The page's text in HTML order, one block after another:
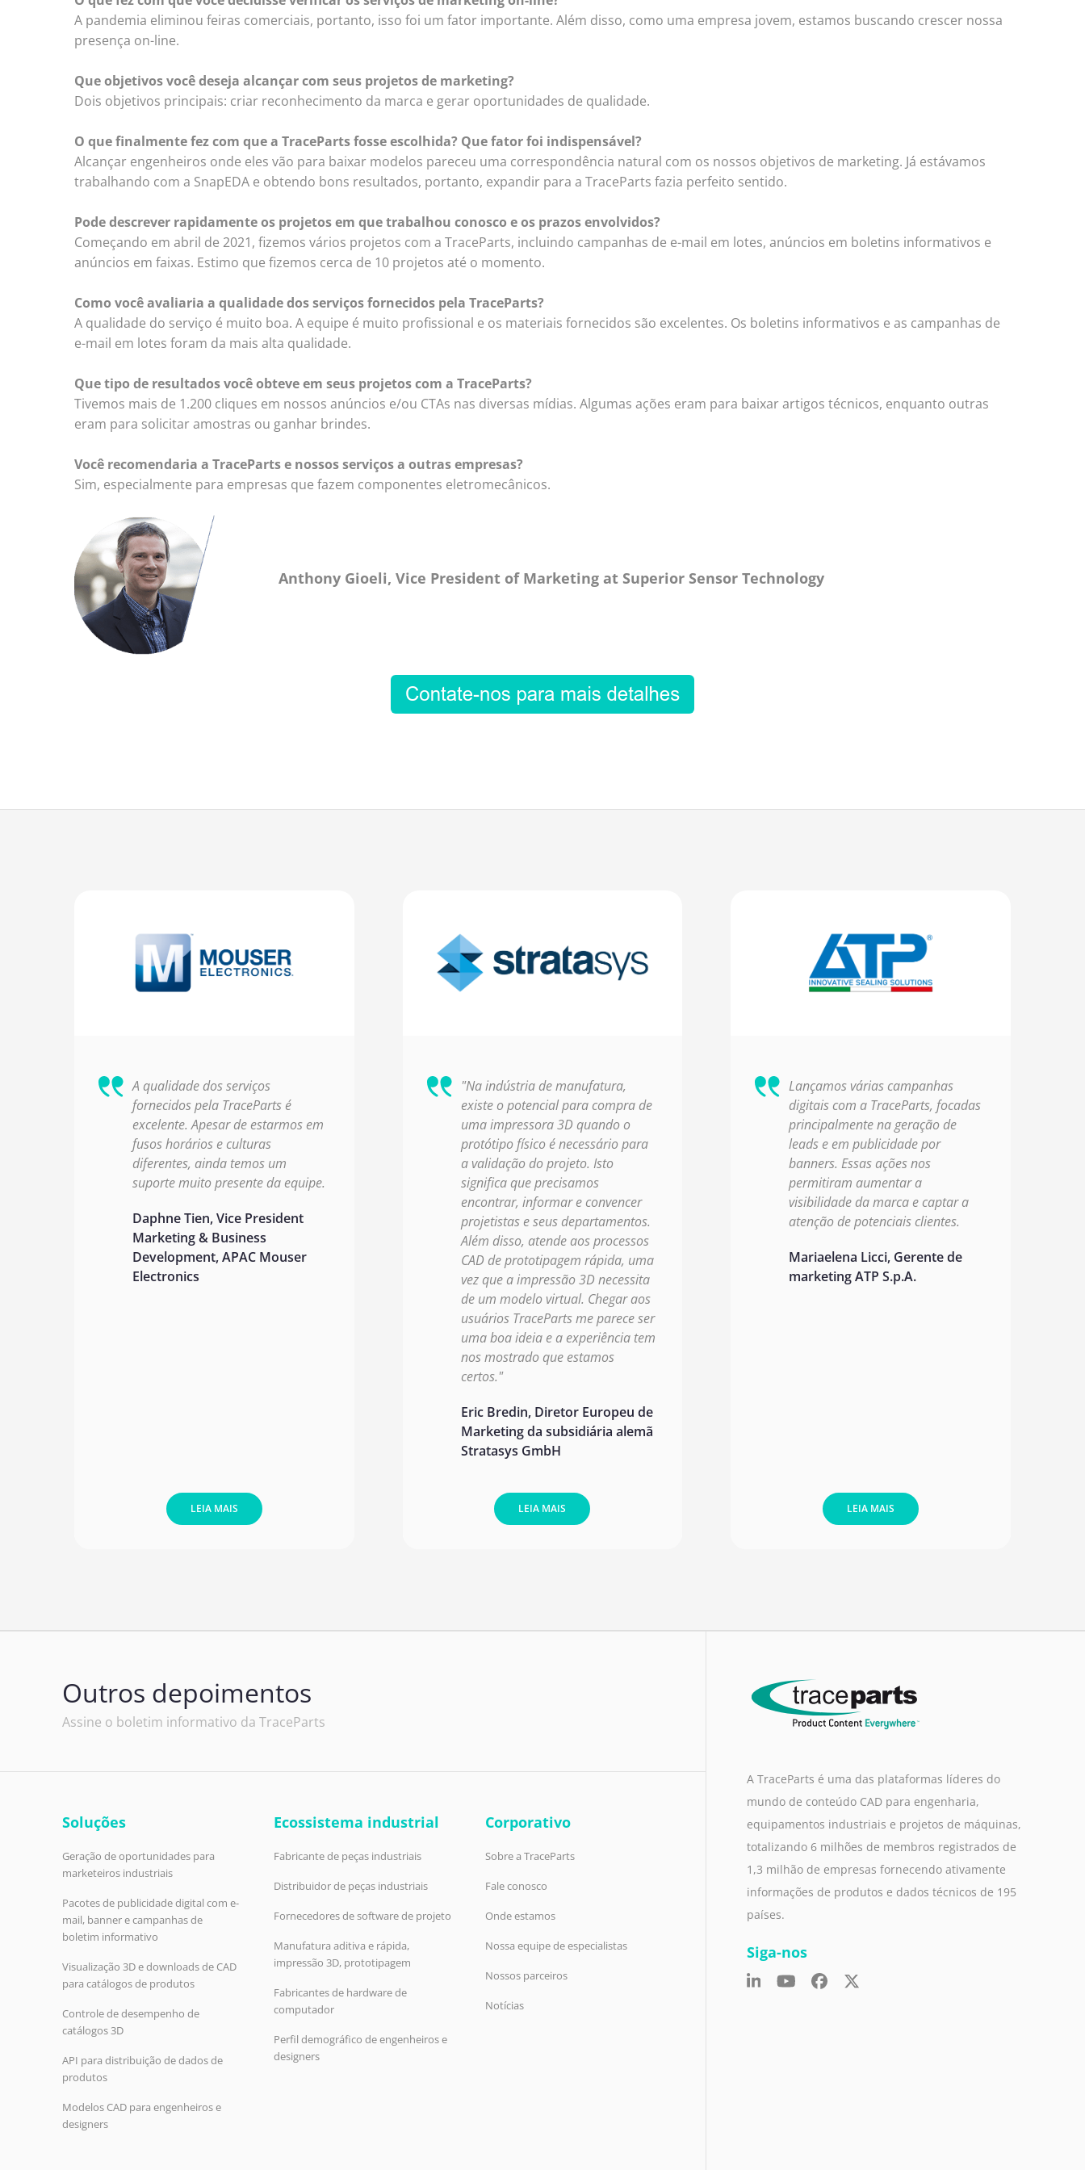
A pandemia eliminou feiras comerciais, portanto, isso foi um fator importante. Além disso, como uma empresa jovem, estamos buscando crescer nossa
presença on-line.
Que objetivos você deseja alcançar com seus projetos de marketing?
Dois objetivos principais: criar reconhecimento da marca e gerar oportunidades de qualidade.
O que finalmente fez com que a TraceParts fosse escolhida? Que fator foi indispensável?
Alcançar engenheiros onde eles vão para baixar modelos pareceu uma correspondência natural com os nossos objetivos de marketing. Já estávamos
trabalhando com a SnapEDA e obtendo bons resultados, portanto, expandir para a TraceParts fazia perfeito sentido.
Pode descrever rapidamente os projetos em que trabalhou conosco e os prazos envolvidos?
Começando em abril de 2021, fizemos vários projetos com a TraceParts, incluindo campanhas de e-mail em lotes, anúncios em boletins informativos e
anúncios em faixas. Estimo que fizemos cerca de 10 projetos até o momento.
Como você avaliaria a qualidade dos serviços fornecidos pela TraceParts?
A qualidade do serviço é muito boa. A equipe é muito profissional e os materiais fornecidos são excelentes. Os boletins informativos e as campanhas de
e-mail em lotes foram da mais alta qualidade.
Que tipo de resultados você obteve em seus projetos com a TraceParts?
Tivemos mais de 1.200 cliques em nossos anúncios e/ou CTAs nas diversas mídias. Algumas ações eram para baixar artigos técnicos, enquanto outras
eram para solicitar amostras ou ganhar brindes.
Você recomendaria a TraceParts e nossos serviços a outras empresas?
Sim, especialmente para empresas que fazem componentes eletromecânicos.
Anthony Gioeli, Vice President of Marketing at Superior Sensor Technology
A qualidade dos serviços
fornecidos pela TraceParts é
excelente. Apesar de estarmos em
fusos horários e culturas
diferentes, ainda temos um
suporte muito presente da equipe.
Daphne Tien, Vice President
Marketing & Business
Development, APAC Mouser
Electronics
LEIA MAIS
"Na indústria de manufatura,
existe o potencial para compra de
uma impressora 3D quando o
protótipo físico é necessário para
a validação do projeto. Isto
significa que precisamos
encontrar, informar e convencer
projetistas e seus departamentos.
Além disso, atende aos processos
CAD de prototipagem rápida, uma
vez que a impressão 3D necessita
de um modelo virtual. Chegar aos
usuários TraceParts me parece ser
uma boa ideia e a experiência tem
nos mostrado que estamos
certos."
Eric Bredin, Diretor Europeu de
Marketing da subsidiária alemã
Stratasys GmbH
LEIA MAIS
Lançamos várias campanhas
digitais com a TraceParts, focadas
principalmente na geração de
leads e em publicidade por
banners. Essas ações nos
permitiram aumentar a
visibilidade da marca e captar a
atenção de potenciais clientes.
Mariaelena Licci, Gerente de
marketing ATP S.p.A.
LEIA MAIS
Outros depoimentos
Assine o boletim informativo da TraceParts
Soluções
Geração de oportunidades para
marketeiros industriais
Pacotes de publicidade digital com e-
mail, banner e campanhas de
boletim informativo
Visualização 3D e downloads de CAD
para catálogos de produtos
Controle de desempenho de
catálogos 3D
API para distribuição de dados de
produtos
Modelos CAD para engenheiros e
designers
Ecossistema industrial
Fabricante de peças industriais
Distribuidor de peças industriais
Fornecedores de software de projeto
Manufatura aditiva e rápida,
impressão 3D, prototipagem
Fabricantes de hardware de
computador
Perfil demográfico de engenheiros e
designers
Corporativo
Sobre a TraceParts
Fale conosco
Onde estamos
Nossa equipe de especialistas
Nossos parceiros
Notícias
A TraceParts é uma das plataformas líderes do
mundo de conteúdo CAD para engenharia,
equipamentos industriais e projetos de máquinas,
totalizando 6 milhões de membros registrados de
1,3 milhão de empresas fornecendo ativamente
informações de produtos e dados técnicos de 195
países.
Siga-nos